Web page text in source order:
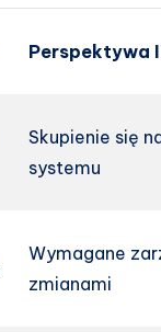
Perspektywa
Skupienie się
systemu
Wymagane
zmianami